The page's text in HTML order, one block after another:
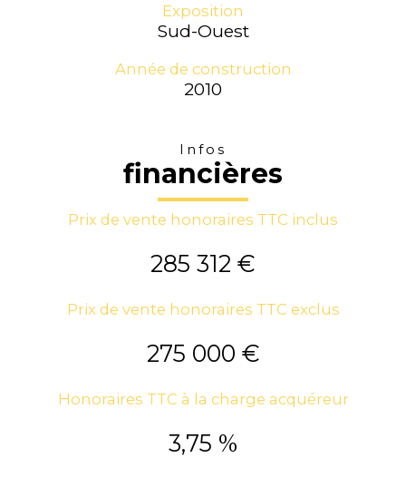
Exposition
Sud-Ouest
Année de construction
2010
Infos
financières
Prix de vente honoraires TTC inclus
285 312 €
Prix de vente honoraires TTC exclus
275 000 €
Honoraires TTC à la charge acquéreur
3,75 %